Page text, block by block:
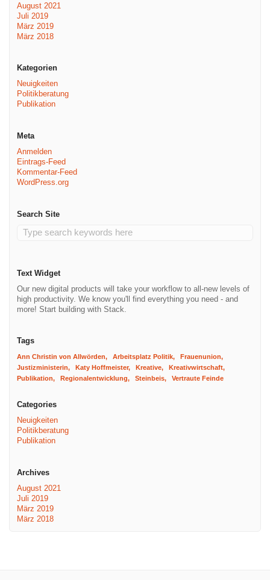
August 2021
Juli 2019
März 2019
März 2018
Kategorien
Neuigkeiten
Politikberatung
Publikation
Meta
Anmelden
Eintrags-Feed
Kommentar-Feed
WordPress.org
Search Site
Text Widget
Our new digital products will take your workflow to all-new levels of
high productivity. We know you'll find everything you need - and
more! Start building with Stack.
Tags
Ann Christin von Allwörden Arbeitsplatz Politik
Frauenunion
Justizministerin
Katy Hoffmeister Kreative
Kreativwirtschaft
Publikation
Regionalentwicklung Steinbeis Vertraute Feinde
Categories
Neuigkeiten
Politikberatung
Publikation
Archives
August 2021
Juli 2019
März 2019
März 2018